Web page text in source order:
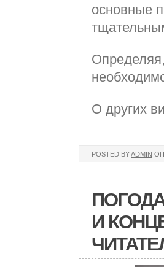
основные
О других
POSTED BYADMIN
И